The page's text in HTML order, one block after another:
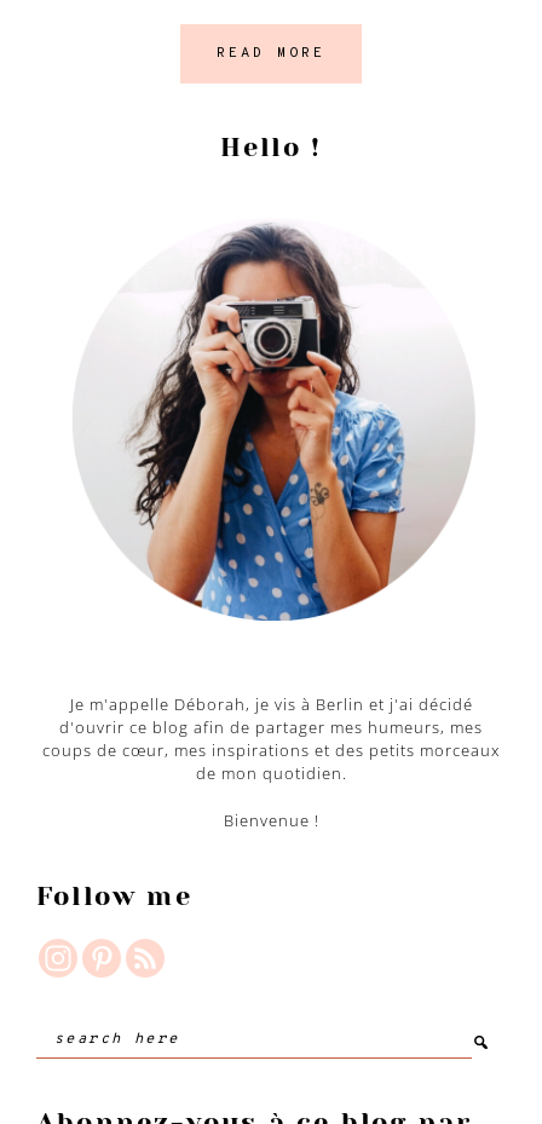
READ MORE
principale
Hello !
Je m'appelle Déborah, je vis à Berlin et j'ai décidé
d'ouvrir ce blog afin de partager mes humeurs, mes
coups de cœur, mes inspirations et des petits morceaux
de mon quotidien.
Bienvenue !
Follow me
Search
here